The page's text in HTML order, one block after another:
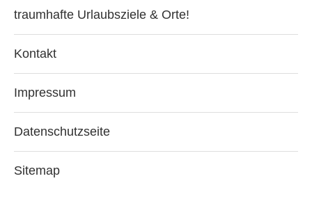
traumhafte Urlaubsziele & Orte!
Kontakt
Impressum
Datenschutzseite
Sitemap